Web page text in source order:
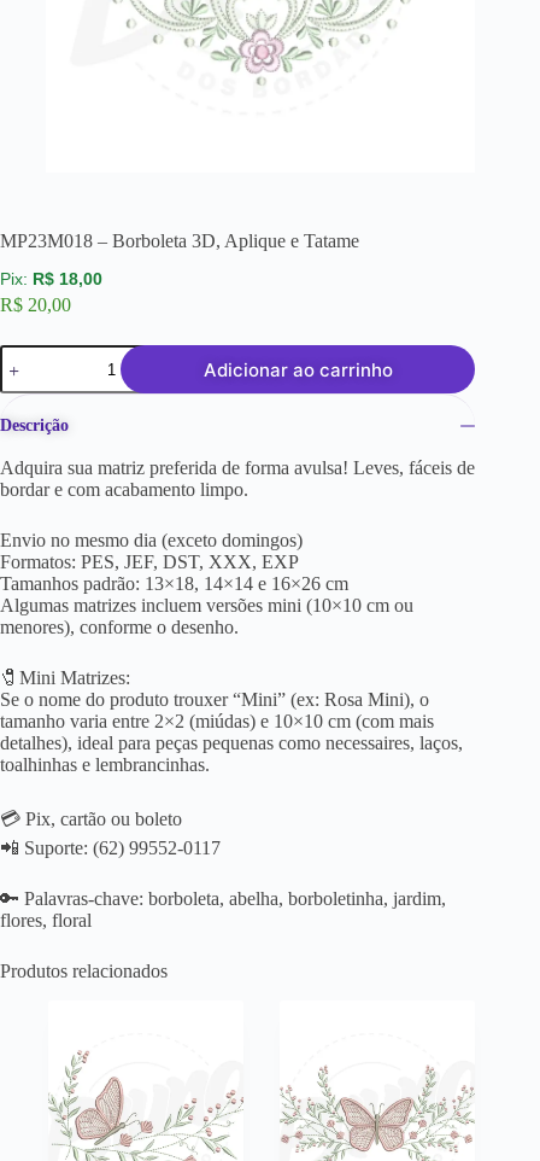
MP23M018 – Borboleta 3D, Aplique e Tatame
R$ 18,00
R$ 20,00
Adicionar ao carrinho
Descrição
Adquira sua matriz preferida de forma avulsa! Leves, fáceis de
bordar e com acabamento limpo.
Envio no mesmo dia (exceto domingos)
Formatos: PES, JEF, DST, XXX, EXP
Tamanhos padrão: 13×18, 14×14 e 16×26 cm
Algumas matrizes incluem versões mini (10×10 cm ou
menores), conforme o desenho.
🧷Mini Matrizes:
Se o nome do produto trouxer “Mini” (ex: Rosa Mini), o
tamanho varia entre 2×2 (miúdas) e 10×10 cm (com mais
detalhes), ideal para peças pequenas como necessaires, laços,
toalhinhas e lembrancinhas.
💳 Pix, cartão ou boleto
📲 Suporte: (62) 99552-0117
🔑 Palavras-chave: borboleta, abelha, borboletinha, jardim,
flores, floral
Produtos relacionados